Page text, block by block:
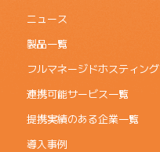
ニュース
製品一覧
フルマネージドホスティング
連携可能サービス一覧
提携実績のある企業一覧
導入事例